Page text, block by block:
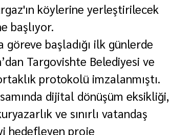
köylerine yerleştirilecek
başlıyor.
göreve başladığı ilk günlerde
Targovishte Belediyesi ve
protokolü imzalanmıştı.
dijital dönüşüm eksikliği,
ve sınırlı vatandaş
hedefleyen proje